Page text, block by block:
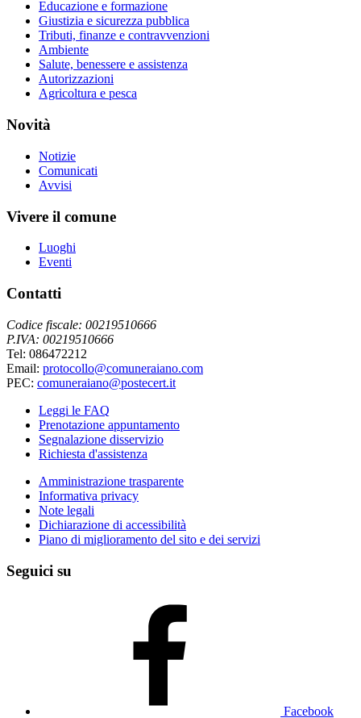
Educazione e formazione
Giustizia e sicurezza pubblica
Tributi, finanze e contravvenzioni
Ambiente
Salute, benessere e assistenza
Autorizzazioni
Agricoltura e pesca
Novità
Notizie
Comunicati
Avvisi
Vivere il comune
Luoghi
Eventi
Contatti
Codice fiscale: 00219510666
P.IVA: 00219510666
Tel: 086472212
Email: protocollo@comuneraiano.com
PEC: comuneraiano@postecert.it
Leggi le FAQ
Prenotazione appuntamento
Segnalazione disservizio
Richiesta d'assistenza
Amministrazione trasparente
Informativa privacy
Note legali
Dichiarazione di accessibilità
Piano di miglioramento del sito e dei servizi
Seguici su
Facebook